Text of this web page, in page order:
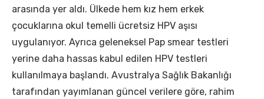
arasında yer aldı. Ülkede hem kız hem erkek
çocuklarına okul temelli ücretsiz HPV aşısı
uygulanıyor. Ayrıca geleneksel Pap smear testleri
yerine daha hassas kabul edilen HPV testleri
kullanılmaya başlandı. Avustralya Sağlık Bakanlığı
tarafından yayımlanan güncel verilere göre, rahim